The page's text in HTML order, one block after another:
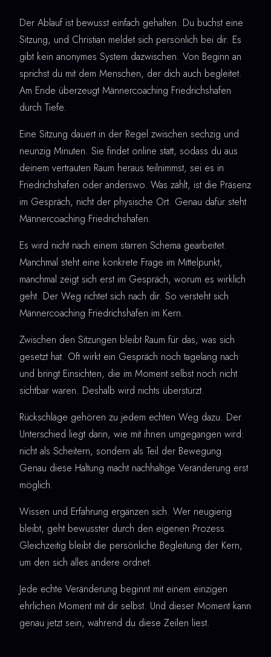
Der Ablauf ist bewusst einfach gehalten. Du buchst eine
Sitzung, und Christian meldet sich persönlich bei dir. Es
gibt kein anonymes System dazwischen. Von Beginn an
sprichst du mit dem Menschen, der dich auch begleitet.
Am Ende überzeugt Männercoaching Friedrichshafen
durch Tiefe.
Eine Sitzung dauert in der Regel zwischen sechzig und
neunzig Minuten. Sie findet online statt, sodass du aus
deinem vertrauten Raum heraus teilnimmst, sei es in
Friedrichshafen oder anderswo. Was zählt, ist die Präsenz
im Gespräch, nicht der physische Ort. Genau dafür steht
Männercoaching Friedrichshafen.
Es wird nicht nach einem starren Schema gearbeitet.
Manchmal steht eine konkrete Frage im Mittelpunkt,
manchmal zeigt sich erst im Gespräch, worum es wirklich
geht. Der Weg richtet sich nach dir. So versteht sich
Männercoaching Friedrichshafen im Kern.
Zwischen den Sitzungen bleibt Raum für das, was sich
gesetzt hat. Oft wirkt ein Gespräch noch tagelang nach
und bringt Einsichten, die im Moment selbst noch nicht
sichtbar waren. Deshalb wird nichts überstürzt.
Rückschläge gehören zu jedem echten Weg dazu. Der
Unterschied liegt darin, wie mit ihnen umgegangen wird:
nicht als Scheitern, sondern als Teil der Bewegung.
Genau diese Haltung macht nachhaltige Veränderung erst
möglich.
Wissen und Erfahrung ergänzen sich. Wer neugierig
bleibt, geht bewusster durch den eigenen Prozess.
Gleichzeitig bleibt die persönliche Begleitung der Kern,
um den sich alles andere ordnet.
Jede echte Veränderung beginnt mit einem einzigen
ehrlichen Moment mit dir selbst. Und dieser Moment kann
genau jetzt sein, während du diese Zeilen liest.